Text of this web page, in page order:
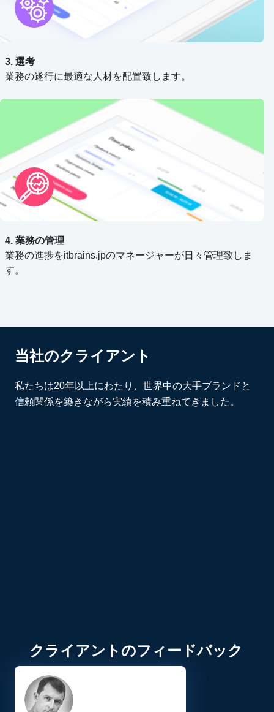
3. 選考
業務の遂行に最適な人材を配置致します。
4. 業務の管理
業務の進捗をitbrains.jpのマネージャーが日々管理致しま
す。
当社のクライアント
私たちは20年以上にわたり、世界中の大手ブランドと
信頼関係を築きながら実績を積み重ねてきました。
クライアントのフィードバック